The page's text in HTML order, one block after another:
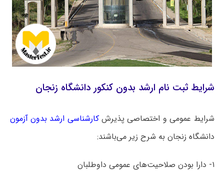
شرایط ثبت نام ارشد بدون کنکور دانشگاه زنجان
شرایط عمومی و اختصاصی پذیرشکارشناسی ارشد بدون آزمون
دانشگاه ‌زنجان به شرح زیر می‌باشند:
۱- دارا بودن صلاحیت‌های عمومی داوطلبان